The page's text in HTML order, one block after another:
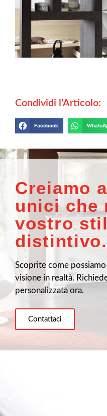
Condividi l'Articolo:
Facebook
Creiamo
unici che
vostro
distintivo.
Scoprite come
visione in realtà.
personalizzata ora.
Contattaci